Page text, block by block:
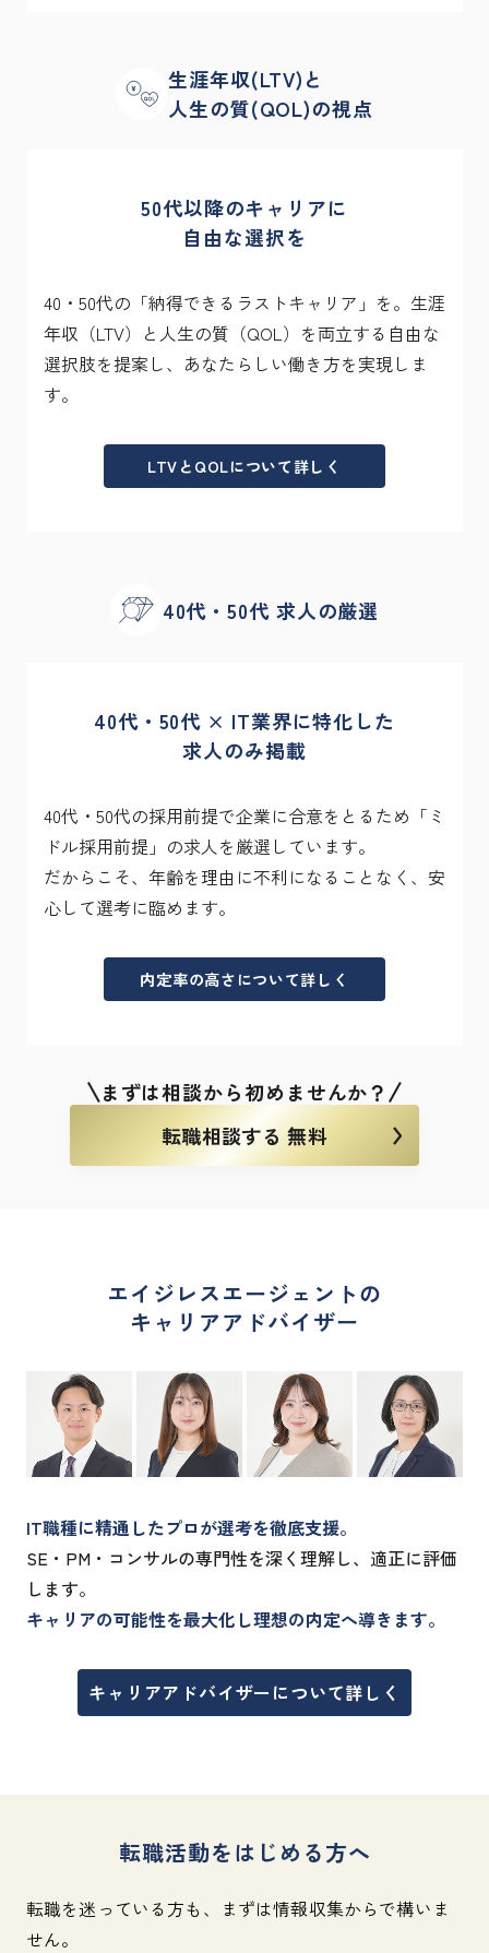
生涯年収(LTV)と
人生の質(QOL)の視点
50代以降のキャリアに
自由な選択を
40・50代の「納得できるラストキャリア」を。生涯
年収（LTV）と人生の質（QOL）を両立する自由な
選択肢を提案し、あなたらしい働き方を実現しま
す。
LTVとQOLについて詳しく
40代・50代 求人の厳選
40代・50代 × IT業界に特化した
求人のみ掲載
40代・50代の採用前提で企業に合意をとるため「ミ
ドル採用前提」の求人を厳選しています。
だからこそ、年齢を理由に不利になることなく、安
心して選考に臨めます。
内定率の高さについて詳しく
まずは相談から初めませんか？
転職相談する 無料
エイジレスエージェントの
キャリアアドバイザー
IT職種に精通したプロが選考を徹底支援。
SE・PM・コンサルの専門性を深く理解し、適正に評価
します。
キャリアの可能性を最大化し理想の内定へ導きます。
キャリアアドバイザーについて詳しく
転職活動をはじめる方へ
転職を迷っている方も、まずは情報収集からで構いま
せん。